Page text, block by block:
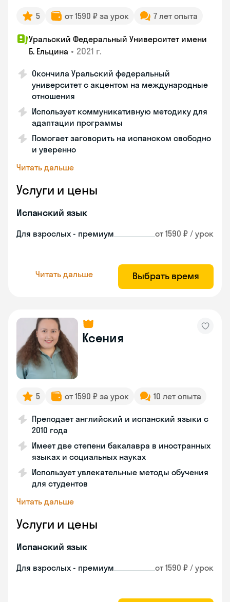
5 от 1590 ₽ за урок 7 лет опыта
Уральский Федеральный Университет имени
Б. Ельцина • 2021 г.
Окончила Уральский федеральный
университет с акцентом на международные
отношения
Использует коммуникативную методику для
адаптации программы
Помогает заговорить на испанском свободно
и уверенно
Читать дальше
Услуги и цены
Испанский язык
Для взрослых - премиум от 1590 ₽ / урок
Читать дальше Выбрать время
Ксения
5 от 1590 ₽ за урок 10 лет опыта
Преподает английский и испанский языки с
2010 года
Имеет две степени бакалавра в иностранных
языках и социальных науках
Использует увлекательные методы обучения
для студентов
Читать дальше
Услуги и цены
Испанский язык
Для взрослых - премиум от 1590 ₽ / урок